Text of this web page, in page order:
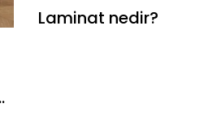
Laminat nedir?